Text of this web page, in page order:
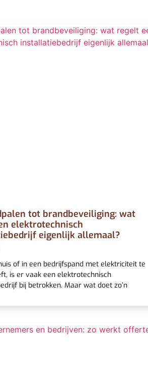
tot brandbeveiliging: wat
elektrotechnisch
eigenlijk allemaal?
of in een bedrijfspand met elektriciteit te
is er vaak een elektrotechnisch
bij betrokken. Maar wat doet zo’n